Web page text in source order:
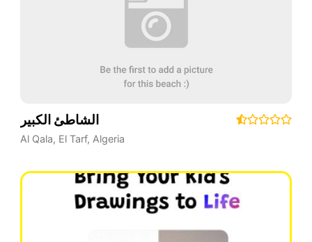
الشاطئ الكبير
Al Qala, El Tarf, Algeria